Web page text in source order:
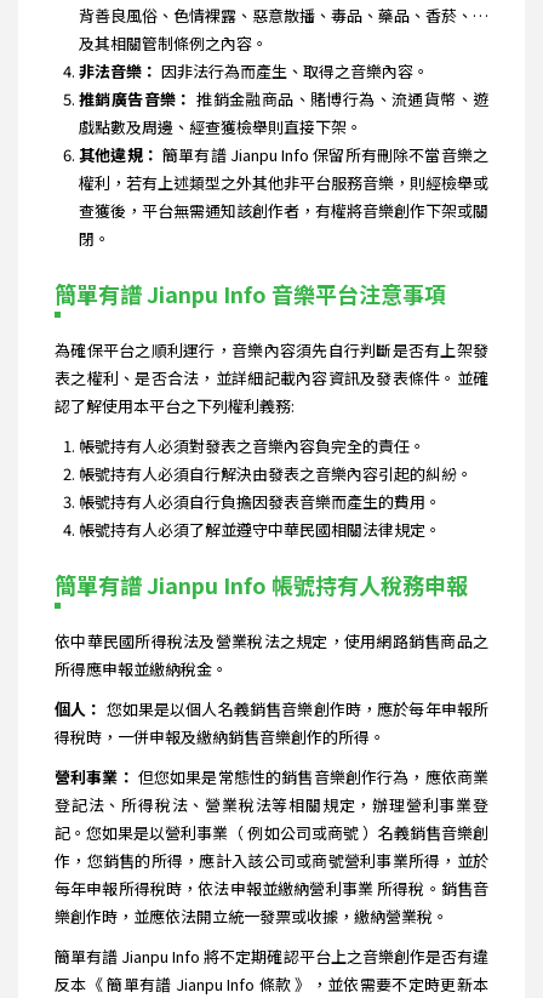
背善良風俗、色情裸露、惡意散播、毒品、藥品、香菸、…
及其相關管制條例之內容。
非法音樂： 因非法行為而產生、取得之音樂內容。
推銷廣告音樂： 推銷金融商品、賭博行為、流通貨幣、遊
戲點數及周邊、經查獲檢舉則直接下架。
其他違規： 簡單有譜 Jianpu Info 保留所有刪除不當音樂之
權利，若有上述類型之外其他非平台服務音樂，則經檢舉或
查獲後，平台無需通知該創作者，有權將音樂創作下架或關
閉。
簡單有譜 Jianpu Info 音樂平台注意事項
為確保平台之順利運行，音樂內容須先自行判斷是否有上架發
表之權利、是否合法，並詳細記載內容資訊及發表條件。並確
認了解使用本平台之下列權利義務:
帳號持有人必須對發表之音樂內容負完全的責任。
帳號持有人必須自行解決由發表之音樂內容引起的糾紛。
帳號持有人必須自行負擔因發表音樂而產生的費用。
帳號持有人必須了解並遵守中華民國相關法律規定。
簡單有譜 Jianpu Info 帳號持有人稅務申報
依中華民國所得稅法及營業稅法之規定，使用網路銷售商品之
所得應申報並繳納稅金。
個人： 您如果是以個人名義銷售音樂創作時，應於每年申報所
得稅時，一併申報及繳納銷售音樂創作的所得。
營利事業： 但您如果是常態性的銷售音樂創作行為，應依商業
登記法、所得稅法、營業稅法等相關規定，辦理營利事業登
記。您如果是以營利事業（ 例如公司或商號 ）名義銷售音樂創
作，您銷售的所得，應計入該公司或商號營利事業所得，並於
每年申報所得稅時，依法申報並繳納營利事業 所得稅。銷售音
樂創作時，並應依法開立統一發票或收據，繳納營業稅。
簡單有譜 Jianpu Info 將不定期確認平台上之音樂創作是否有違
反本《 簡單有譜 Jianpu Info 條款 》，並依需要不定時更新本